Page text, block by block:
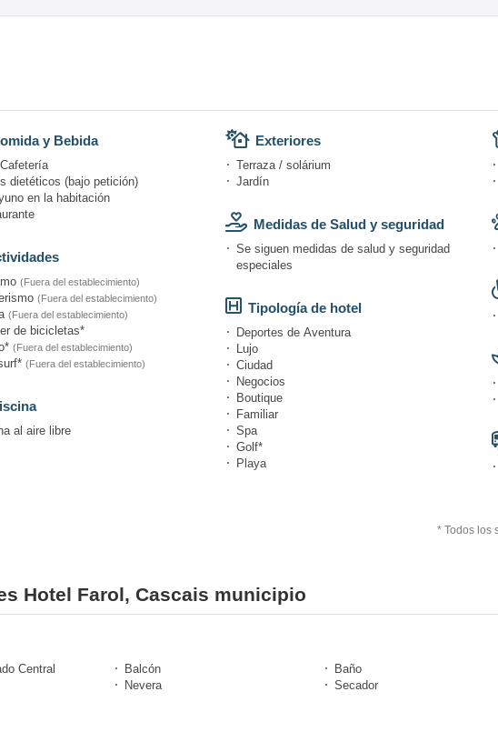
y Bebida
dietéticos (bajo petición)
en la habitación
(Fuera del establecimiento)
(Fuera del establecimiento)
(Fuera del establecimiento)
de bicicletas*
(Fuera del establecimiento)
(Fuera del establecimiento)
al aire libre
Exteriores
Terraza / solárium
Jardín
Medidas de Salud y seguridad
Se siguen medidas de salud y seguridad
especiales
Tipología de hotel
Deportes de Aventura
Lujo
Ciudad
Negocios
Boutique
Familiar
Spa
Golf*
Playa
* Todos los
Hotel Farol, Cascais municipio
Central Balcón Baño
Nevera Secador